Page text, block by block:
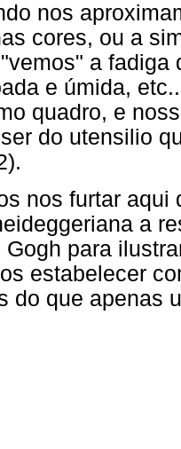
nos
cores, ou a
a fadiga
e úmida,
quadro, e
do utensilio
nos furtar
a
Gogh para
estabelecer
do que apenas